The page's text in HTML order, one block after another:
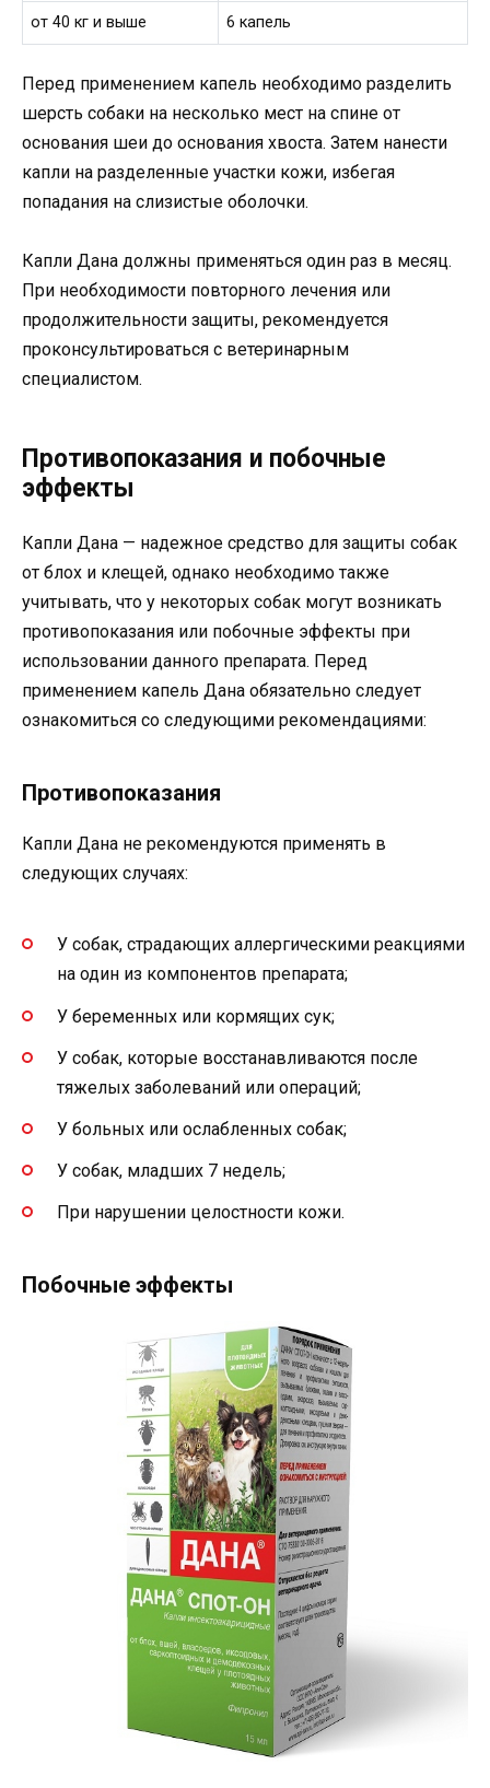
от 40 кг и выше 6 капель
Перед применением капель необходимо разделить
шерсть собаки на несколько мест на спине от
основания шеи до основания хвоста. Затем нанести
капли на разделенные участки кожи, избегая
попадания на слизистые оболочки.
Капли Дана должны применяться один раз в месяц.
При необходимости повторного лечения или
продолжительности защиты, рекомендуется
проконсультироваться с ветеринарным
специалистом.
Противопоказания и побочные
эффекты
Капли Дана — надежное средство для защиты собак
от блох и клещей, однако необходимо также
учитывать, что у некоторых собак могут возникать
противопоказания или побочные эффекты при
использовании данного препарата. Перед
применением капель Дана обязательно следует
ознакомиться со следующими рекомендациями:
Противопоказания
Капли Дана не рекомендуются применять в
следующих случаях:
У собак, страдающих аллергическими реакциями
на один из компонентов препарата;
У беременных или кормящих сук;
У собак, которые восстанавливаются после
тяжелых заболеваний или операций;
У больных или ослабленных собак;
У собак, младших 7 недель;
При нарушении целостности кожи.
Побочные эффекты